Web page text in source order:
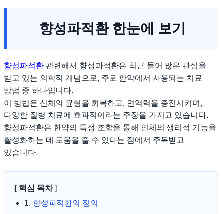
향성파적환 한눈에 보기
향성파적환 관련해서 향성파적환은 최근 들어 많은 관심을
받고 있는 의학적 개념으로, 주로 한약에서 사용되는 치료
방법 중 하나입니다.
이 방법은 신체의 균형을 회복하고, 면역력을 증진시키며,
다양한 질병 치료에 효과적이라는 주장을 가지고 있습니다.
향성파적환은 한약의 특정 조합을 통해 인체의 생리적 기능을
활성화하는 데 도움을 줄 수 있다는 점에서 주목받고
있습니다.
[ 핵심 목차 ]
1. 향성파적환의 정의